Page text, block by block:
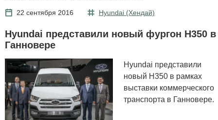
22 сентября 2016 Hyundai (Хендай)
Hyundai представили новый фургон H350 в
Ганновере
Hyundai представили
новый H350 в рамках
выставки коммерческого
транспорта в Ганновере.